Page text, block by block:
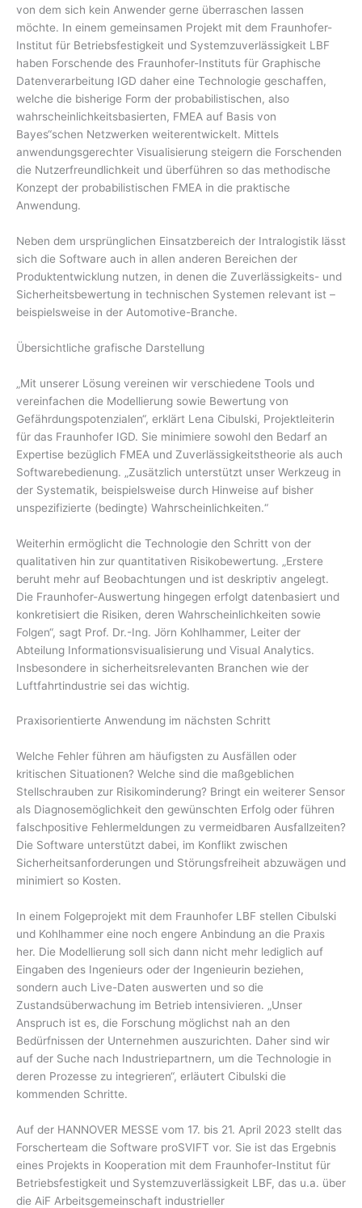
von dem sich kein Anwender gerne überraschen lassen
möchte. In einem gemeinsamen Projekt mit dem Fraunhofer-
Institut für Betriebsfestigkeit und Systemzuverlässigkeit LBF
haben Forschende des Fraunhofer-Instituts für Graphische
Datenverarbeitung IGD daher eine Technologie geschaffen,
welche die bisherige Form der probabilistischen, also
wahrscheinlichkeitsbasierten, FMEA auf Basis von
Bayes“schen Netzwerken weiterentwickelt. Mittels
anwendungsgerechter Visualisierung steigern die Forschenden
die Nutzerfreundlichkeit und überführen so das methodische
Konzept der probabilistischen FMEA in die praktische
Anwendung.
Neben dem ursprünglichen Einsatzbereich der Intralogistik lässt
sich die Software auch in allen anderen Bereichen der
Produktentwicklung nutzen, in denen die Zuverlässigkeits- und
Sicherheitsbewertung in technischen Systemen relevant ist –
beispielsweise in der Automotive-Branche.
Übersichtliche grafische Darstellung
„Mit unserer Lösung vereinen wir verschiedene Tools und
vereinfachen die Modellierung sowie Bewertung von
Gefährdungspotenzialen“, erklärt Lena Cibulski, Projektleiterin
für das Fraunhofer IGD. Sie minimiere sowohl den Bedarf an
Expertise bezüglich FMEA und Zuverlässigkeitstheorie als auch
Softwarebedienung. „Zusätzlich unterstützt unser Werkzeug in
der Systematik, beispielsweise durch Hinweise auf bisher
unspezifizierte (bedingte) Wahrscheinlichkeiten.“
Weiterhin ermöglicht die Technologie den Schritt von der
qualitativen hin zur quantitativen Risikobewertung. „Erstere
beruht mehr auf Beobachtungen und ist deskriptiv angelegt.
Die Fraunhofer-Auswertung hingegen erfolgt datenbasiert und
konkretisiert die Risiken, deren Wahrscheinlichkeiten sowie
Folgen“, sagt Prof. Dr.-Ing. Jörn Kohlhammer, Leiter der
Abteilung Informationsvisualisierung und Visual Analytics.
Insbesondere in sicherheitsrelevanten Branchen wie der
Luftfahrtindustrie sei das wichtig.
Praxisorientierte Anwendung im nächsten Schritt
Welche Fehler führen am häufigsten zu Ausfällen oder
kritischen Situationen? Welche sind die maßgeblichen
Stellschrauben zur Risikominderung? Bringt ein weiterer Sensor
als Diagnosemöglichkeit den gewünschten Erfolg oder führen
falschpositive Fehlermeldungen zu vermeidbaren Ausfallzeiten?
Die Software unterstützt dabei, im Konflikt zwischen
Sicherheitsanforderungen und Störungsfreiheit abzuwägen und
minimiert so Kosten.
In einem Folgeprojekt mit dem Fraunhofer LBF stellen Cibulski
und Kohlhammer eine noch engere Anbindung an die Praxis
her. Die Modellierung soll sich dann nicht mehr lediglich auf
Eingaben des Ingenieurs oder der Ingenieurin beziehen,
sondern auch Live-Daten auswerten und so die
Zustandsüberwachung im Betrieb intensivieren. „Unser
Anspruch ist es, die Forschung möglichst nah an den
Bedürfnissen der Unternehmen auszurichten. Daher sind wir
auf der Suche nach Industriepartnern, um die Technologie in
deren Prozesse zu integrieren“, erläutert Cibulski die
kommenden Schritte.
Auf der HANNOVER MESSE vom 17. bis 21. April 2023 stellt das
Forscherteam die Software proSVIFT vor. Sie ist das Ergebnis
eines Projekts in Kooperation mit dem Fraunhofer-Institut für
Betriebsfestigkeit und Systemzuverlässigkeit LBF, das u.a. über
die AiF Arbeitsgemeinschaft industrieller